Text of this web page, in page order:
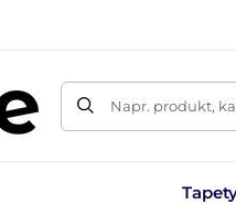
Napr. produkt,